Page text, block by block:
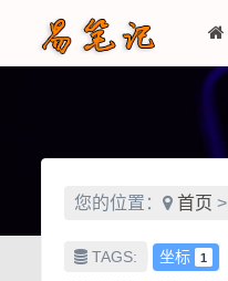
您的位置： 首页 >
TAGS: 坐标 1